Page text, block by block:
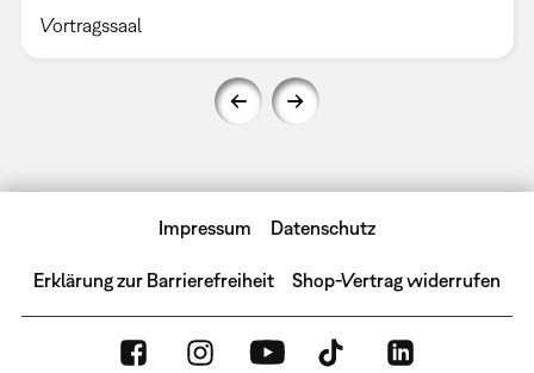
Vortragssaal
Impressum Datenschutz
Erklärung zur Barrierefreiheit Shop-Vertrag widerrufen